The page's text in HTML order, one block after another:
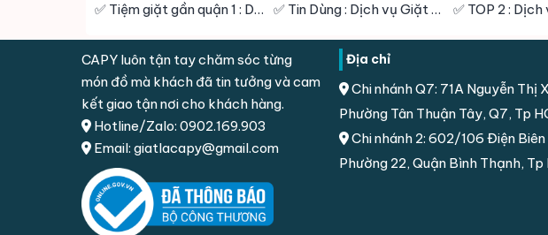
✅ Tiệm giặt gần quận 1 : Dịch vụ Giặt sấy – Giặt hấp – Giặt khô – Giặt Công Nghiệp – Vệ Sinh giày ✅ Tin Dùng : Dịch vụ Giặt sấy – Giặt hấp – Giặt khô – Giặt Công Nghiệp – Vệ Sinh giày Quận 9
CAPY luôn tận tay chăm sóc từng
món đồ mà khách đã tin tưởng và cam
kết giao tận nơi cho khách hàng.
Hotline/Zalo: 0902.169.903
Email: giatlacapy@gmail.com
Địa chỉ
Chi nhánh Q7: 71A Nguyễn Thị
Phường Tân Thuận Tây, Q7, Tp
Chi nhánh 2: 602/106 Điện Biên
Phường 22, Quận Bình Thạnh, Tp